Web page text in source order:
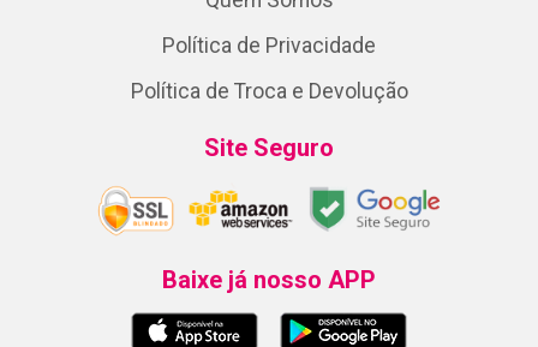
Política de Privacidade
Política de Troca e Devolução
Site Seguro
Baixe já nosso APP